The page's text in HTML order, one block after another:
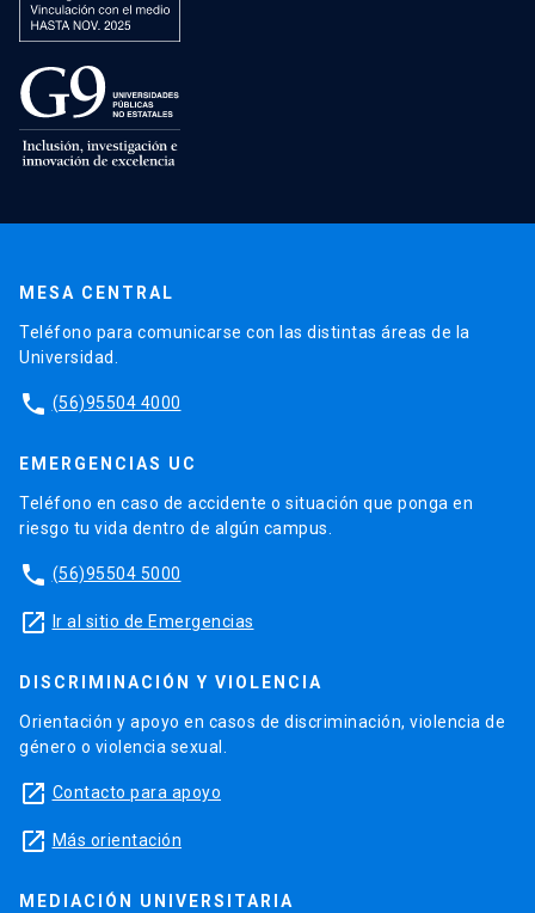
MESA CENTRAL
Teléfono para comunicarse con las distintas áreas de la
Universidad.
phone (56)95504 4000
EMERGENCIAS UC
Teléfono en caso de accidente o situación que ponga en
riesgo tu vida dentro de algún campus.
phone (56)95504 5000
launch Ir al sitio de Emergencias
DISCRIMINACIÓN Y VIOLENCIA
Orientación y apoyo en casos de discriminación, violencia de
género o violencia sexual.
launch Contacto para apoyo
launch Más orientación
MEDIACIÓN UNIVERSITARIA